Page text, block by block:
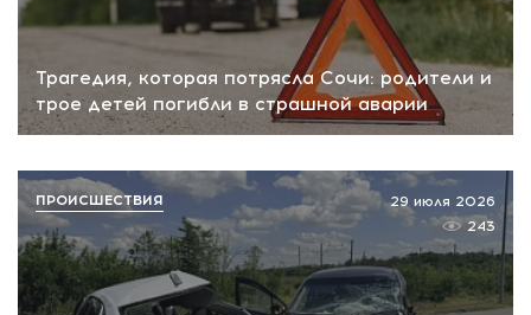
Трагедия, которая потрясла Сочи: родители и
трое детей погибли в страшной аварии
29 июля 2026
243
ПРОИСШЕСТВИЯ